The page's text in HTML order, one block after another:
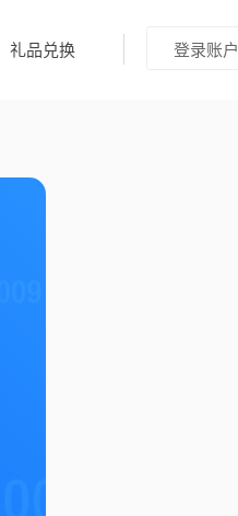
登录账户
礼品兑换